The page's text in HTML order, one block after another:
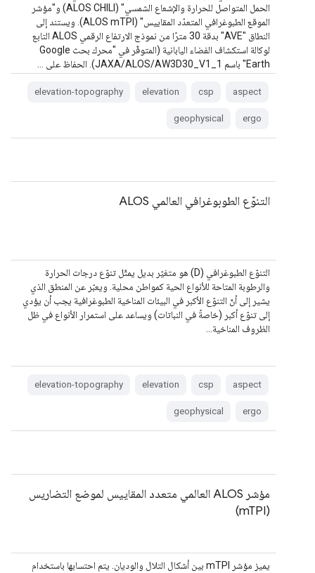
الحمل المتواصل للحرارة والإشعاع الشمسي" (ALOS CHILI) و"مؤشر
الموقع الطبوغرافي المتعدّد المقاييس" (ALOS mTPI). ويستند إلى
النطاق "AVE" بدقة 30 مترًا من نموذج الارتفاع الرقمي ALOS التابع
لوكالة استكشاف الفضاء اليابانية (المتوفّر في "محرك بحث Google
Earth" باسم JAXA/ALOS/AW3D30_V1_1). الحفاظ على …
aspect
csp
elevation
elevation-topography
ergo
geophysical
التنوّع الطوبوغرافي العالمي ALOS
التنوّع الطبوغرافي (D) هو متغيّر بديل يمثّل تنوّع درجات الحرارة
والرطوبة المتاحة للأنواع الحية كمواطن محلية. ويعبّر عن المنطق الذي
يشير إلى أنّ التنوّع الأكبر في البيئات المناخية الطبوغرافية يجب أن يؤدي
إلى تنوّع أكبر (خاصةً في النباتات) ويساعد على استمرار الأنواع في ظل
الظروف المناخية…
aspect
csp
elevation
elevation-topography
ergo
geophysical
مؤشر ALOS العالمي متعدد المقاييس لموضع التضاريس
(mTPI)
يميز مؤشر mTPI بين أشكال التلال والوديان. يتم احتسابها باستخدام